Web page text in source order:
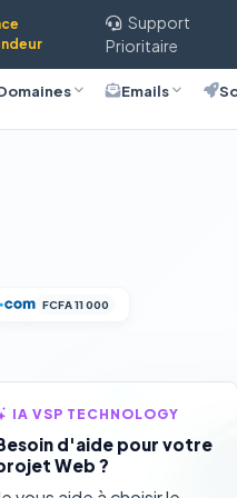
Support
Prioritaire
Emails
IA VSP TECHNOLOGY
d'aide pour votre
Web ?
FCFA 11 000